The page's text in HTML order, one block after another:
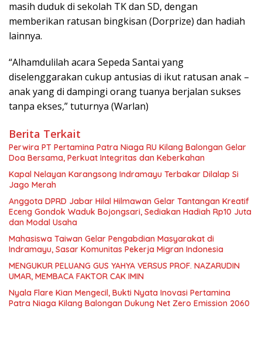
masih duduk di sekolah TK dan SD, dengan
memberikan ratusan bingkisan (Dorprize) dan hadiah
lainnya.
“Alhamdulilah acara Sepeda Santai yang
diselenggarakan cukup antusias di ikut ratusan anak –
anak yang di dampingi orang tuanya berjalan sukses
tanpa ekses,” tuturnya (Warlan)
Berita Terkait
Perwira PT Pertamina Patra Niaga RU Kilang Balongan Gelar
Doa Bersama, Perkuat Integritas dan Keberkahan
Kapal Nelayan Karangsong Indramayu Terbakar Dilalap Si
Jago Merah
Anggota DPRD Jabar Hilal Hilmawan Gelar Tantangan Kreatif
Eceng Gondok Waduk Bojongsari, Sediakan Hadiah Rp10 Juta
dan Modal Usaha
Mahasiswa Taiwan Gelar Pengabdian Masyarakat di
Indramayu, Sasar Komunitas Pekerja Migran Indonesia
MENGUKUR PELUANG GUS YAHYA VERSUS PROF. NAZARUDIN
UMAR, MEMBACA FAKTOR CAK IMIN
Nyala Flare Kian Mengecil, Bukti Nyata Inovasi Pertamina
Patra Niaga Kilang Balongan Dukung Net Zero Emission 2060